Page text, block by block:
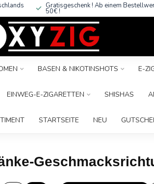
Gratisgeschenk ! Ab einem
50€ !
BASEN & NIKOTINSHOTS E-
EINWEG-E-ZIGARETTEN SHISHAS
STARTSEITE NEU